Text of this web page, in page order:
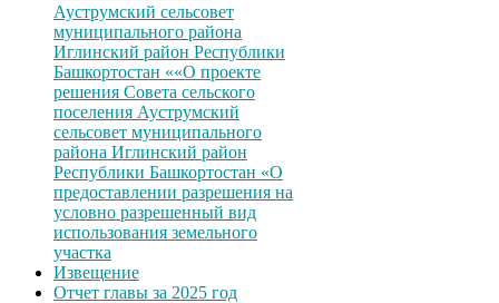
Ауструмский сельсовет
муниципального района
Иглинский район Республики
Башкортостан ««О проекте
решения Совета сельского
поселения Ауструмский
сельсовет муниципального
района Иглинский район
Республики Башкортостан «О
предоставлении разрешения на
условно разрешенный вид
использования земельного
участка
Извещение
Отчет главы за 2025 год